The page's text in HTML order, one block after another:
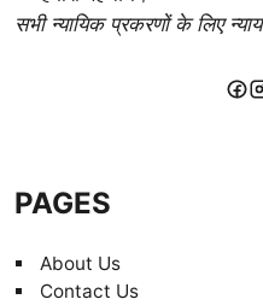
सभी न्यायिक प्रकरणों के लिए
PAGES
About Us
Contact Us